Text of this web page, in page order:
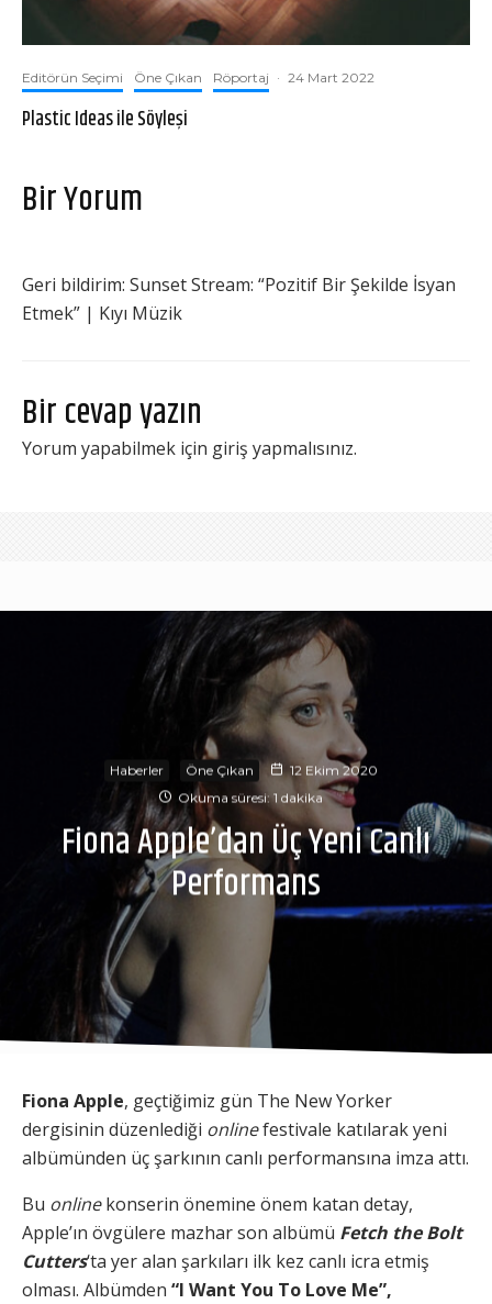
Editörün Seçimi Öne Çıkan Röportaj · 24 Mart 2022
Plastic Ideas ile Söyleşi
Bir Yorum
Geri bildirim: Sunset Stream: “Pozitif Bir Şekilde İsyan
Etmek” | Kıyı Müzik
Bir cevap yazın
Yorum yapabilmek için giriş yapmalısınız.
Haberler Öne Çıkan
12 Ekim 2020
Okuma süresi: 1 dakika
Fiona Apple’dan Üç Yeni Canlı
Performans
Fiona Apple, geçtiğimiz gün The New Yorker
dergisinin düzenlediği onlinefestivale katılarak yeni
albümünden üç şarkının canlı performansına imza attı.
Bu onlinekonserin önemine önem katan detay,
Apple’ın övgülere mazhar son albümü Fetch the Bolt
Cutters‘ta yer alan şarkıları ilk kez canlı icra etmiş
olması. Albümden “I Want You To Love Me”,